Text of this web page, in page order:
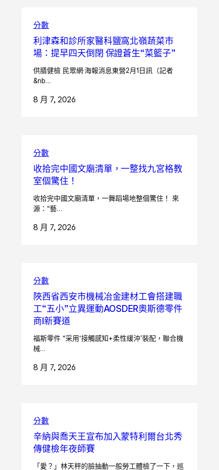
分數
利津森和診所家醫科鹽窩北嶺蔬菜市
場：提早四天倒閉 保證蒼生“菜籃子”
供膳健檢 民眾網·海報消息東營2月1日訊（記者
&nb…
8 月 7, 2026
分數
收拾完中國文廟清單，一整找九宮格教
室個驚住！
收拾完中國文廟清單，一舞蹈場地整個驚住！ 來
源：“藝…
8 月 7, 2026
分數
陜西省西安市機械冶金建材工會搭建職
工“五小”立異運動AOSDER奧斯德零件
商I新賽道
福斯零件 “采用‘接觸感知+柔性緩沖’裝配，聯合機
械…
8 月 7, 2026
分數
辛納與喬天王宣布加入蒙特利爾台北秀
傳健檢年夜師賽
「愛？」林天秤的臉抽動一般勞工體檢了一下，巡